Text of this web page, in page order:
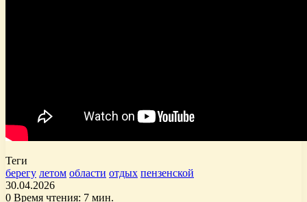
Теги
берегу летом области отдых пензенской
30.04.2026
0 Время чтения: 7 мин.